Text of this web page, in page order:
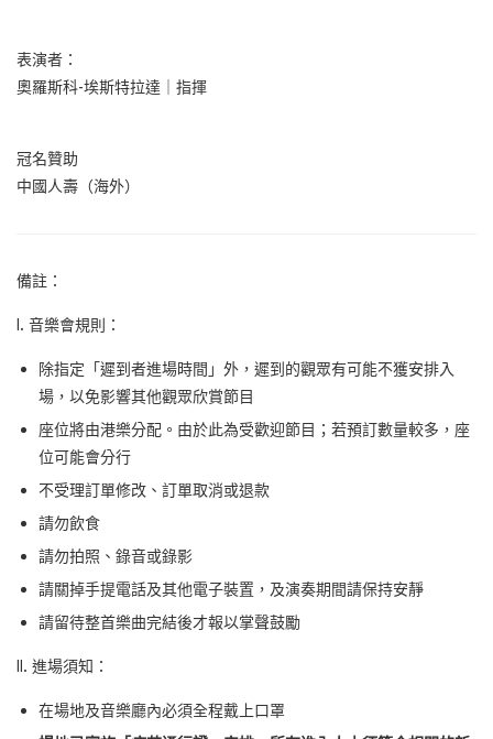
表演者：
奧羅斯科-埃斯特拉達｜指揮
冠名贊助
中國人壽（海外）
備註：
I. 音樂會規則：
除指定「遲到者進場時間」外，遲到的觀眾有可能不獲安排入
場，以免影響其他觀眾欣賞節目
座位將由港樂分配。由於此為受歡迎節目；若預訂數量較多，座
位可能會分行
不受理訂單修改、訂單取消或退款
請勿飲食
請勿拍照、錄音或錄影
請關掉手提電話及其他電子裝置，及演奏期間請保持安靜
請留待整首樂曲完結後才報以掌聲鼓勵
II. 進場須知：
在場地及音樂廳內必須全程戴上口罩